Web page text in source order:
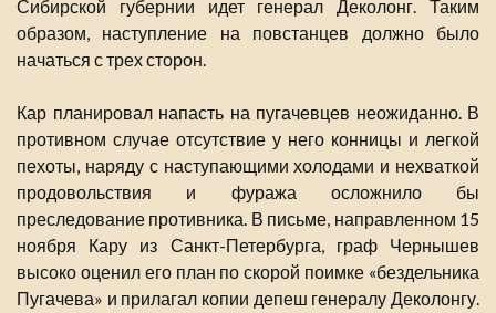
Сибирской губернии идет генерал Деколонг. Таким
образом, наступление на повстанцев должно было
начаться с трех сторон.
Кар планировал напасть на пугачевцев неожиданно. В
противном случае отсутствие у него конницы и легкой
пехоты, наряду с наступающими холодами и нехваткой
продовольствия и фуража осложнило бы
преследование противника. В письме, направленном 15
ноября Кару из Санкт-Петербурга, граф Чернышев
высоко оценил его план по скорой поимке «бездельника
Пугачева» и прилагал копии депеш генералу Деколонгу.